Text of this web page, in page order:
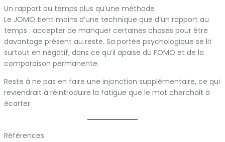
Un rapport au temps plus qu’une méthode
Le JOMO tient moins d’une technique que d’un rapport au
temps : accepter de manquer certaines choses pour être
davantage présent au reste. Sa portée psychologique se lit
surtout en négatif, dans ce qu’il apaise du FOMO et de la
comparaison permanente.
Reste à ne pas en faire une injonction supplémentaire, ce qui
reviendrait à réintroduire la fatigue que le mot cherchait à
écarter.
Références